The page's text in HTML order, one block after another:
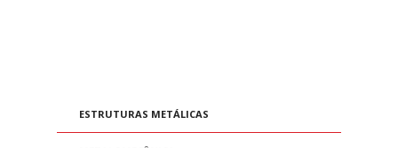
ESTRUTURAS METÁLICAS